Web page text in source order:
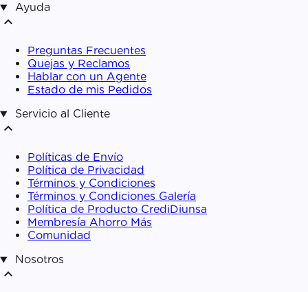
Ayuda
expand_less
Preguntas Frecuentes
Quejas y Reclamos
Hablar con un Agente
Estado de mis Pedidos
Servicio al Cliente
expand_less
Políticas de Envío
Política de Privacidad
Términos y Condiciones
Términos y Condiciones Galería
Política de Producto CrediDiunsa
Membresía Ahorro Más
Comunidad
Nosotros
expand_less